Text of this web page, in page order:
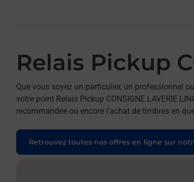
Relais Pickup
Que vous soyez un particulier, un professionnel
votre point Relais Pickup CONSIGNE LAVERIE
recommandée ou encore l'achat de timbres en
Retrouvez toutes nos offres en ligne sur